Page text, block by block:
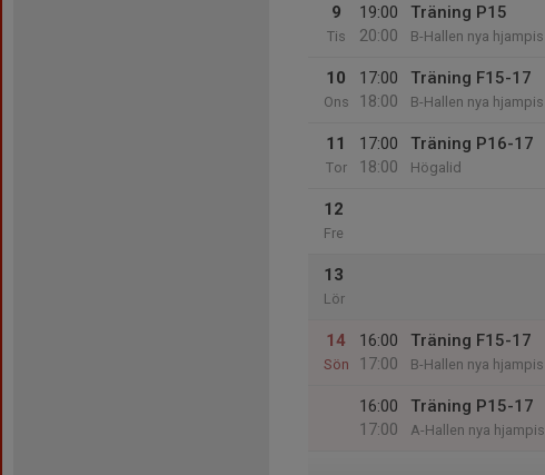
9
Tis
19:00
20:00
Träning P15
B-Hallen nya hjampis
10
Ons
17:00
18:00
Träning F15-17
B-Hallen nya hjampis
11
Tor
17:00
18:00
Träning P16-17
Högalid
12
Fre
13
Lör
14
Sön
16:00
17:00
Träning F15-17
B-Hallen nya hjampis
16:00
17:00
Träning P15-17
A-Hallen nya hjampis